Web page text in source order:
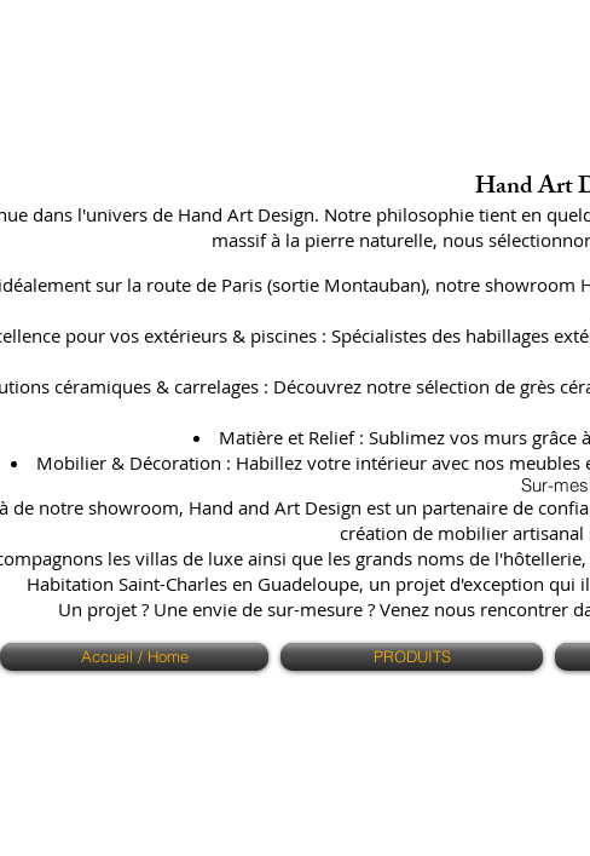
Hand Art
dans l'univers de Hand Art Design. Notre philosophie tient en
massif à la pierre naturelle, nous
sur la route de Paris (sortie Montauban), notre
pour vos extérieurs & piscines : Spécialistes des habillages
céramiques & carrelages : Découvrez notre sélection de grès
Matière et Relief : Sublimez vos murs
Mobilier & Décoration : Habillez votre intérieur avec nos
Sur-
de notre showroom, Hand and Art Design est un partenaire de
création de mobilier artisanal
les villas de luxe ainsi que les grands noms de
Habitation Saint-Charles en Guadeloupe, un projet d'exception
Un projet ? Une envie de sur-mesure ? Venez nous
Accueil / Home PRODUITS